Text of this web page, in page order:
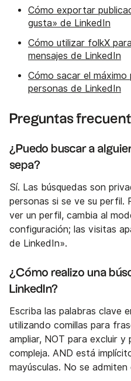
Cómo exportar
gusta» de LinkedIn
Cómo utilizar folkX
mensajes de LinkedIn
Cómo sacar el
personas de LinkedIn
Preguntas
¿Puedo buscar a
sepa?
Sí. Las búsquedas son
personas si se ve su perfil.
ver un perfil, cambia al
configuración; las visitas
de LinkedIn».
¿Cómo realizo una
LinkedIn?
Escriba las palabras clave
utilizando comillas para
ampliar, NOT para excluir y
compleja. AND está
mayúsculas. No se